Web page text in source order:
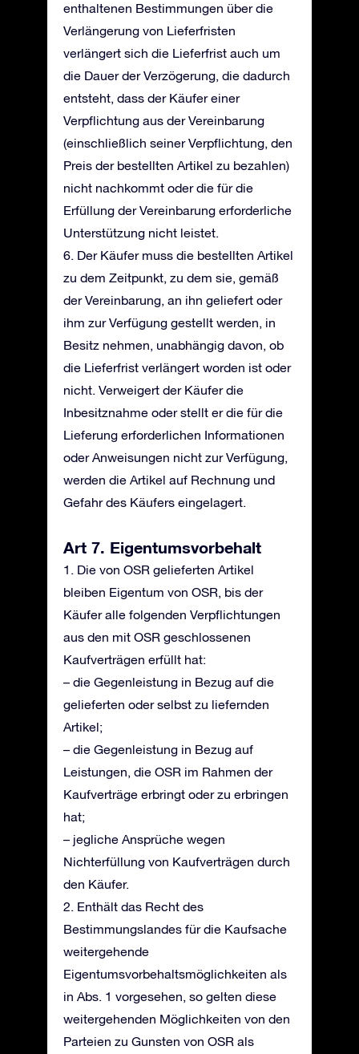
enthaltenen Bestimmungen über die
Verlängerung von Lieferfristen
verlängert sich die Lieferfrist auch um
die Dauer der Verzögerung, die dadurch
entsteht, dass der Käufer einer
Verpflichtung aus der Vereinbarung
(einschließlich seiner Verpflichtung, den
Preis der bestellten Artikel zu bezahlen)
nicht nachkommt oder die für die
Erfüllung der Vereinbarung erforderliche
Unterstützung nicht leistet.
6. Der Käufer muss die bestellten Artikel
zu dem Zeitpunkt, zu dem sie, gemäß
der Vereinbarung, an ihn geliefert oder
ihm zur Verfügung gestellt werden, in
Besitz nehmen, unabhängig davon, ob
die Lieferfrist verlängert worden ist oder
nicht. Verweigert der Käufer die
Inbesitznahme oder stellt er die für die
Lieferung erforderlichen Informationen
oder Anweisungen nicht zur Verfügung,
werden die Artikel auf Rechnung und
Gefahr des Käufers eingelagert.
Art 7. Eigentumsvorbehalt
1. Die von OSR gelieferten Artikel
bleiben Eigentum von OSR, bis der
Käufer alle folgenden Verpflichtungen
aus den mit OSR geschlossenen
Kaufverträgen erfüllt hat:
– die Gegenleistung in Bezug auf die
gelieferten oder selbst zu liefernden
Artikel;
– die Gegenleistung in Bezug auf
Leistungen, die OSR im Rahmen der
Kaufverträge erbringt oder zu erbringen
hat;
– jegliche Ansprüche wegen
Nichterfüllung von Kaufverträgen durch
den Käufer.
2. Enthält das Recht des
Bestimmungslandes für die Kaufsache
weitergehende
Eigentumsvorbehaltsmöglichkeiten als
in Abs. 1 vorgesehen, so gelten diese
weitergehenden Möglichkeiten von den
Parteien zu Gunsten von OSR als